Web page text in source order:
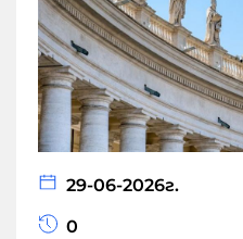
29-06-2026г.
0